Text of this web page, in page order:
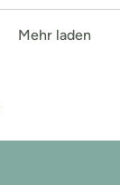
Mehr laden